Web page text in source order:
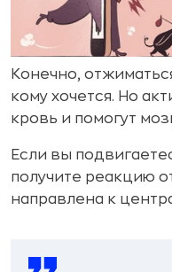
Конечно,
кому хочется. Но
кровь и помогут
Если вы
получите реакцию
направлена к